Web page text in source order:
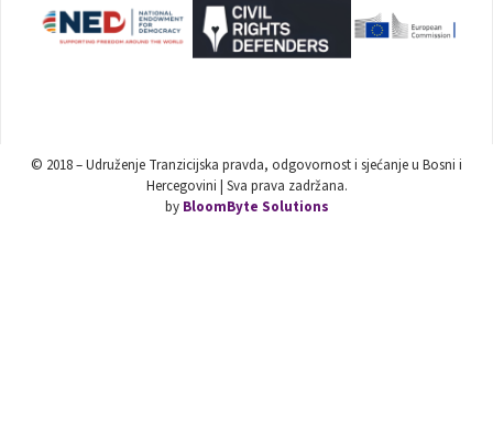
© 2018 – Udruženje Tranzicijska pravda, odgovornost i sjećanje u Bosni i
Hercegovini | Sva prava zadržana.
by BloomByte Solutions